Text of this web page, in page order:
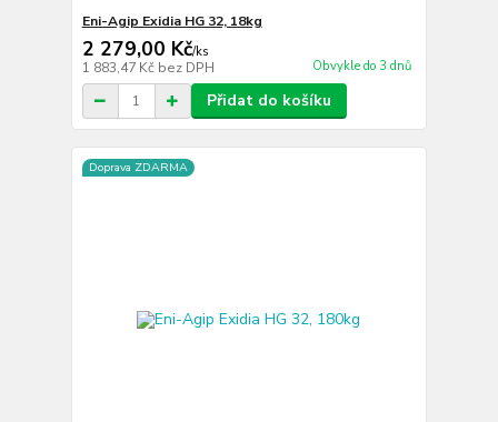
Eni-Agip Exidia HG 32, 18kg
2 279,00 Kč/ks
1 883,47 Kč bez DPH Obvykle do 3 dnů
Přidat do košíku
Doprava ZDARMA